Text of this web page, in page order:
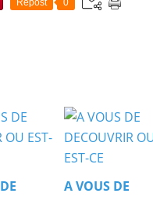
A VOUS DE